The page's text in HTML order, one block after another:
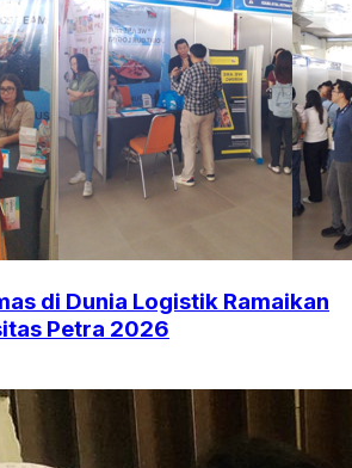
di Dunia Logistik Ramaikan
Petra 2026